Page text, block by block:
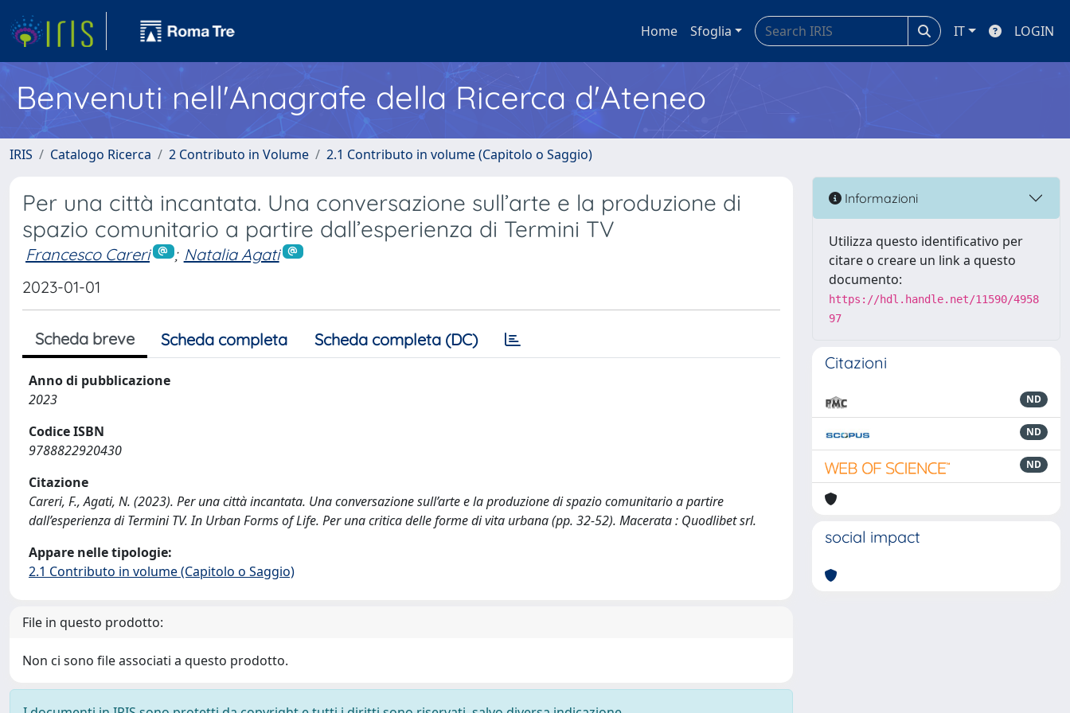
Home Sfoglia IT LOGIN
Benvenuti nell'Anagrafe della Ricerca d'Ateneo
IRIS Catalogo Ricerca 2 Contributo in Volume 2.1 Contributo in volume (Capitolo o Saggio)
Per una città incantata. Una conversazione sull’arte e la produzione di
spazio comunitario a partire dall’esperienza di Termini TV
Francesco Careri ; Natalia Agati
2023-01-01
Scheda breve Scheda completa Scheda completa (DC)
Anno di pubblicazione
2023
Codice ISBN
9788822920430
Citazione
Careri, F., Agati, N. (2023). Per una città incantata. Una conversazione sull’arte e la produzione di spazio comunitario a partire
dall’esperienza di Termini TV. In Urban Forms of Life. Per una critica delle forme di vita urbana (pp. 32-52). Macerata : Quodlibet srl.
Appare nelle tipologie:
2.1 Contributo in volume (Capitolo o Saggio)
File in questo prodotto:
Non ci sono file associati a questo prodotto.
Informazioni
Utilizza questo identificativo per
citare o creare un link a questo
documento:
https://hdl.handle.net/11590/4958
97
Citazioni
ND
ND
ND
social impact